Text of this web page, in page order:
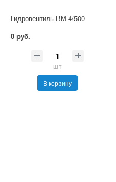
Гидровентиль ВМ-4/500
0 руб.
шт
В корзину